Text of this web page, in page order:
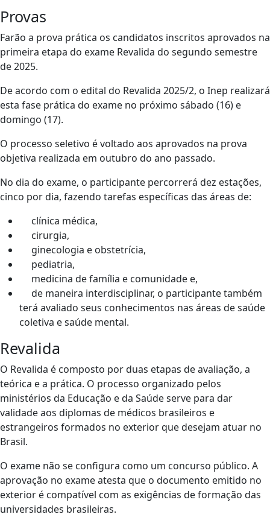
Provas
Farão a prova prática os candidatos inscritos aprovados na
primeira etapa do exame Revalida do segundo semestre
de 2025.
De acordo com o edital do Revalida 2025/2, o Inep realizará
esta fase prática do exame no próximo sábado (16) e
domingo (17).
O processo seletivo é voltado aos aprovados na prova
objetiva realizada em outubro do ano passado.
No dia do exame, o participante percorrerá dez estações,
cinco por dia, fazendo tarefas específicas das áreas de:
clínica médica,
cirurgia,
ginecologia e obstetrícia,
pediatria,
medicina de família e comunidade e,
de maneira interdisciplinar, o participante também
terá avaliado seus conhecimentos nas áreas de saúde
coletiva e saúde mental.
Revalida
O Revalida é composto por duas etapas de avaliação, a
teórica e a prática. O processo organizado pelos
ministérios da Educação e da Saúde serve para dar
validade aos diplomas de médicos brasileiros e
estrangeiros formados no exterior que desejam atuar no
Brasil.
O exame não se configura como um concurso público. A
aprovação no exame atesta que o documento emitido no
exterior é compatível com as exigências de formação das
universidades brasileiras.